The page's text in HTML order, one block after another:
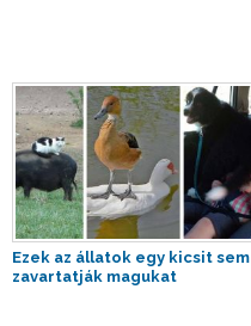
Ezek az állatok egy kicsit sem
zavartatják magukat